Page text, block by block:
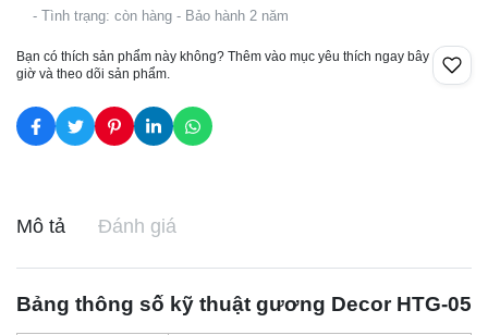
- Tình trạng: còn hàng - Bảo hành 2 năm
Bạn có thích sản phẩm này không? Thêm vào mục yêu thích ngay bây
giờ và theo dõi sản phẩm.
Mô tả Đánh giá
Bảng thông số kỹ thuật gương DecorHTG-05